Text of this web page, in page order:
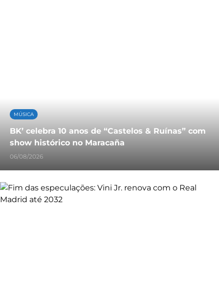
MÚSICA
BK’ celebra 10 anos de “Castelos & Ruínas” com
show histórico no Maracaña
06/08/2026